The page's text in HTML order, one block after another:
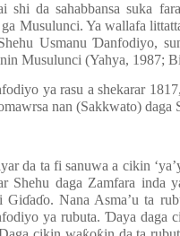
shi da sahabbansa suka
Musulunci. Ya wallafa
UsmanuƊanfodiyo,
Musulunci (Yahya, 1987;
ya rasu a shekarar
nan (Sakkwato) daga
da ta fi sanuwa a cikin
Shehu daga Zamfara inda
Giɗaɗo. Nana Asma’u ta
ya rubuta. Ɗaya daga